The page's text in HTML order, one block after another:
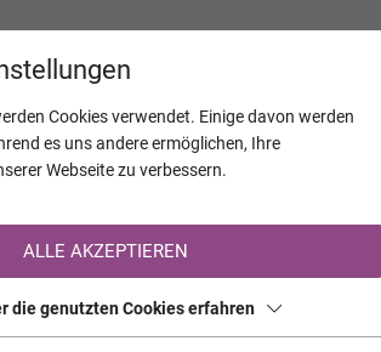
nicht auf TrauerHilfe.it registriert?
Registrierung <<
Cookies verwendet. Einige davon werden
es uns andere ermöglichen, Ihre
Webseite zu verbessern.
ALLE AKZEPTIEREN
die genutzten Cookies erfahren
JAHRESTAGE